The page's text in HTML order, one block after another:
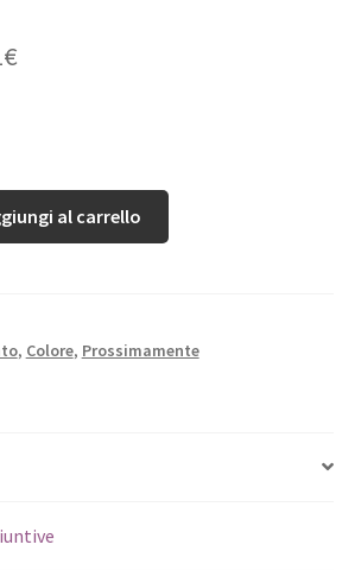
€
al carrello
, Colore, Prossimamente